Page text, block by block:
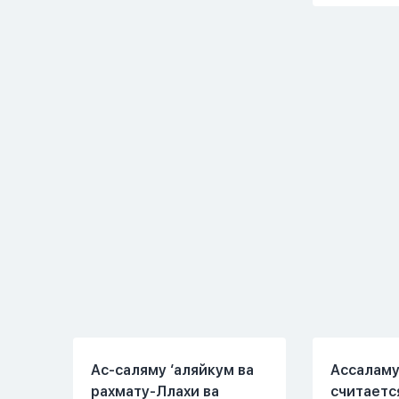
Ас-саляму ‘аляйкум ва
рахмату-Ллахи ва